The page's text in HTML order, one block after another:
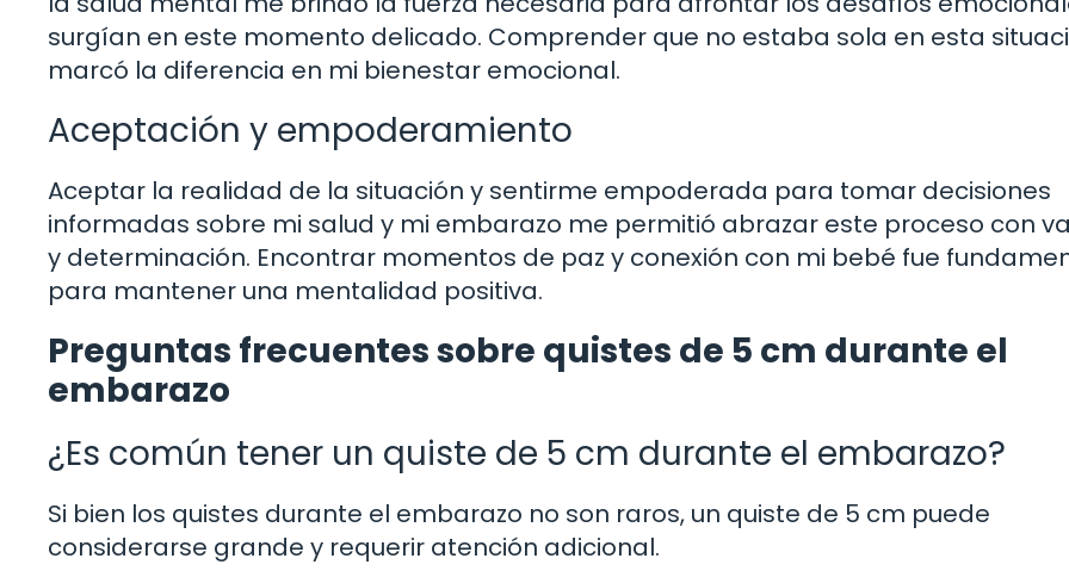
surgían en este momento delicado. Comprender que no estaba sola en esta
marcó la diferencia en mi bienestar emocional.
Aceptación y empoderamiento
Aceptar la realidad de la situación y sentirme empoderada para tomar decisiones
informadas sobre mi salud y mi embarazo me permitió abrazar este proceso con
y determinación. Encontrar momentos de paz y conexión con mi bebé fue
para mantener una mentalidad positiva.
Preguntas frecuentes sobre quistes de 5 cm durante el
embarazo
¿Es común tener un quiste de 5 cm durante el embarazo?
Si bien los quistes durante el embarazo no son raros, un quiste de 5 cm puede
considerarse grande y requerir atención adicional.